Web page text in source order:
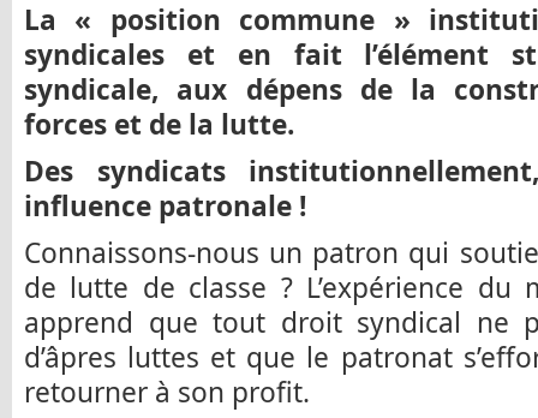
La « position commune »
syndicales et en fait l’élément
syndicale, aux dépens de la
forces et de la lutte.
Des syndicats
influence patronale !
Connaissons-nous un patron qui
de lutte de classe ? L’expérience du
apprend que tout droit syndical ne
d’âpres luttes et que le patronat
retourner à son profit.